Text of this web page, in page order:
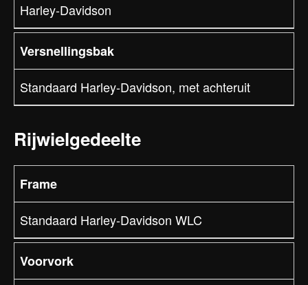
Harley-Davidson
Versnellingsbak
Standaard Harley-Davidson, met achteruit
Rijwielgedeelte
Frame
Standaard Harley-Davidson WLC
Voorvork